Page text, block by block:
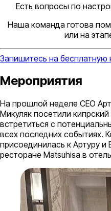
Есть вопросы по
Наша команда готова
или на
Запишитесь на бесплатную
Мероприятия
На прошлой неделе CEO
Микуляк посетили
встретиться с
всех последних событиях.
присоединилась к Артуру и
ресторане Matsuhisa в